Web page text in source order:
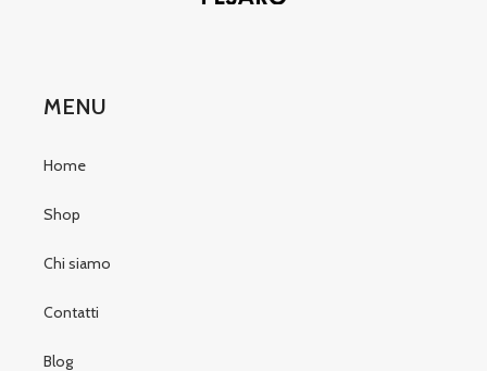
MENU
Home
Shop
Chi siamo
Contatti
Blog